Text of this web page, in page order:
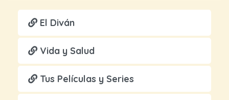
El Diván
Vida y Salud
Tus Películas y Series